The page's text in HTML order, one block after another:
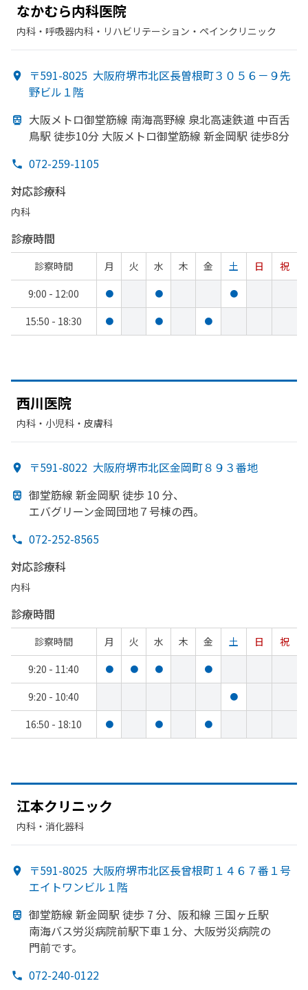
なかむら内科医院
内科・​呼吸器内科・​リハビリテーション・​ペインクリニック
〒591-8025 大阪府堺市北区長曽根町３０５６－９先
野ビル１階
大阪メトロ御堂筋線 南海高野線 泉北高速鉄道 中百舌
鳥駅 徒歩10分 大阪メトロ御堂筋線 新金岡駅 徒歩8分
072-259-1105
対応診療科
内科
診療時間
診察時間 月 火 水 木 金 土 日
祝
9:00 - 12:00
● ● ●
15:50 - 18:30 ● ● ●
西川医院
内科・​小児科・​皮膚科
〒591-8022 大阪府堺市北区金岡町８９３番地
御堂筋線 新金岡駅 徒歩 10 分、
エバグリーン金岡団地７号棟の西。
072-252-8565
対応診療科
内科
診療時間
診察時間 月 火 水 木 金 土 日
祝
9:20 - 11:40
● ● ● ●
9:20 - 10:40 ●
16:50 - 18:10 ● ● ●
江本クリニック
内科・​消化器科
〒591-8025 大阪府堺市北区長曾根町１４６７番１号
エイトワンビル１階
御堂筋線 新金岡駅 徒歩 7 分、 阪和線 三国ヶ丘駅
南海バス労災病院前駅下車１分、 大阪労災病院の
門前です。
072-240-0122